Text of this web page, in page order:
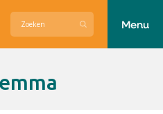
Menu